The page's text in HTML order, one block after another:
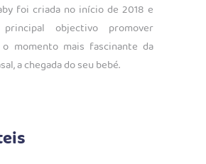
foi criada no início de 2018 e
objectivo promover
momento mais fascinante da
a chegada do seu bebé.